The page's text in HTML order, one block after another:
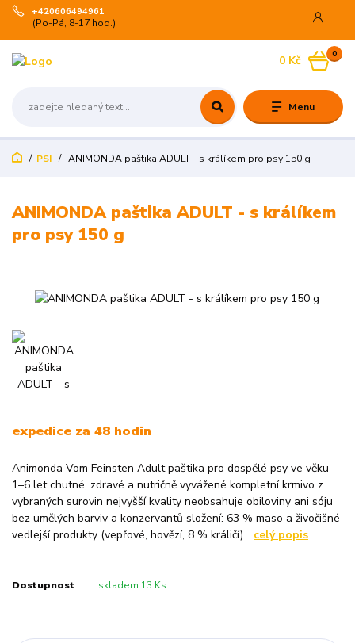
Menu
+420606494961
(Po-Pá, 8-17 hod.)
0
0 Kč
PSI ANIMONDA paštika ADULT - s králíkem pro psy 150 g
ANIMONDA paštika ADULT - s králíkem
pro psy 150 g
expedice za 48 hodin
Animonda Vom Feinsten Adult paštika pro dospělé psy ve věku
1–6 let chutné, zdravé a nutričně vyvážené kompletní krmivo z
vybraných surovin nejvyšší kvality neobsahuje obiloviny ani sóju
bez umělých barviv a konzervantů složení: 63 % maso a živočišné
vedlejší produkty (vepřové, hovězí, 8 % králičí)... celý popis
Dostupnost skladem 13 Ks